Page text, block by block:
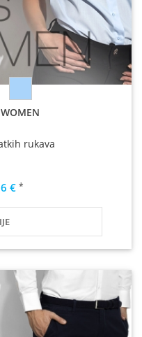
rukava
€ *